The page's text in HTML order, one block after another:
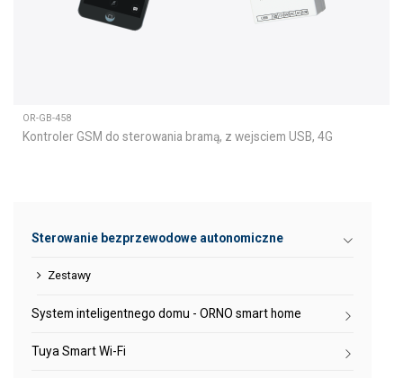
OR-GB-458
Kontroler GSM do sterowania bramą, z wejsciem USB, 4G
Sterowanie bezprzewodowe autonomiczne
Zestawy
System inteligentnego domu - ORNO smart home
Tuya Smart Wi-Fi